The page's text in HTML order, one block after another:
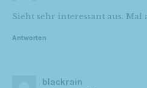
Sieht sehr interessant aus. Mal
Antworten
blackrain